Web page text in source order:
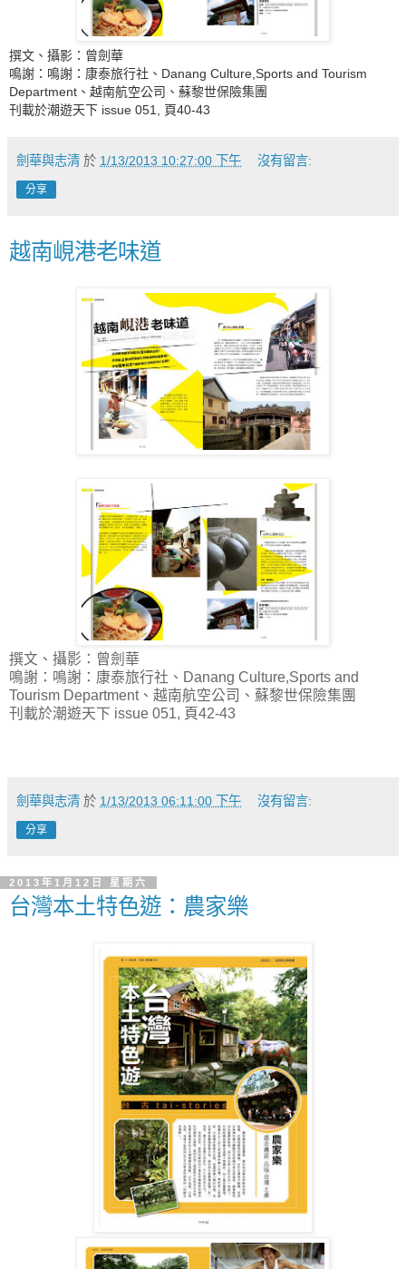
撰文、攝影：曾劍華
鳴謝：鳴謝：康泰旅行社、Danang Culture,Sports and Tourism
Department、越南航空公司、蘇黎世保險集團
刊載於潮遊天下 issue 051, 頁40-43
劍華與志清 於 1/13/2013 10:27:00 下午 沒有留言:
分享
越南峴港老味道
撰文、攝影：曾劍華
鳴謝：鳴謝：康泰旅行社、Danang Culture,Sports and
Tourism Department、越南航空公司、蘇黎世保險集團
刊載於潮遊天下 issue 051, 頁42-43
劍華與志清 於 1/13/2013 06:11:00 下午 沒有留言:
分享
2013年1月12日 星期六
台灣本土特色遊：農家樂